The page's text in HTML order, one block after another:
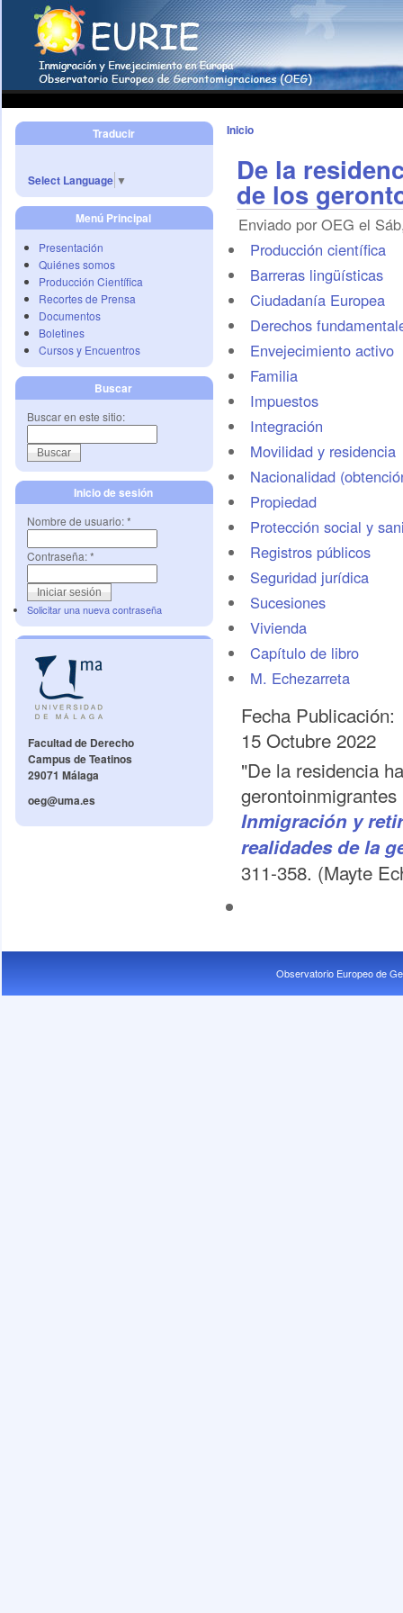
Traducir
Select Language ▼
Menú Principal
Presentación
Quiénes somos
Producción Científica
Recortes de Prensa
Documentos
Boletines
Cursos y Encuentros
Buscar
Buscar en este sitio:
Inicio de sesión
Nombre de usuario:*
Contraseña:*
Solicitar una nueva contraseña
Facultad de Derecho
Campus de Teatinos
29071 Málaga
oeg@uma.es
Inicio
De la
de los
Enviado por OEG el
Producción científica
Barreras lingüísticas
Ciudadanía Europea
Derechos
Envejecimiento activo
Familia
Impuestos
Integración
Movilidad y residencia
Nacionalidad
Propiedad
Protección social y
Registros públicos
Seguridad jurídica
Sucesiones
Vivienda
Capítulo de libro
M. Echezarreta
Fecha Publicación:
15 Octubre 2022
"De la residencia
Inmigración y
realidades de la
311-358. (Mayte
Observatorio Europeo de